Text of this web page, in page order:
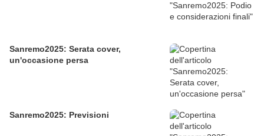
Sanremo2025: Serata cover,
un'occasione persa
Sanremo2025: Previsioni